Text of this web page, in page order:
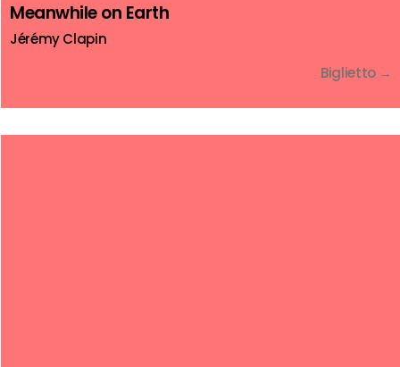
Meanwhile on Earth
Jérémy Clapin
Biglietto →